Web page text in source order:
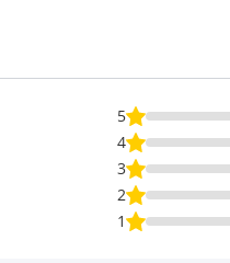
5
4
3
2
1